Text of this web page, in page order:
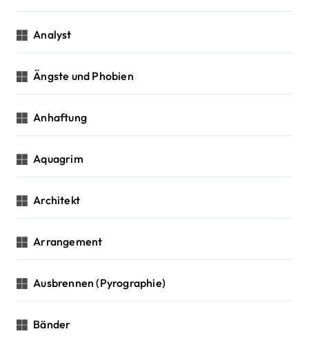
Analyst
Ängste und Phobien
Anhaftung
Aquagrim
Architekt
Arrangement
Ausbrennen (Pyrographie)
Bänder